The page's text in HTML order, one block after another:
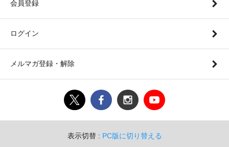
会員登録
ログイン
メルマガ登録・解除
表示切替 : PC版に切り替える